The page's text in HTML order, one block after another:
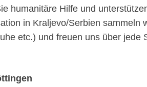
humanitäre Hilfe und
in Kraljevo/Serbien
etc.) und freuen uns über jede